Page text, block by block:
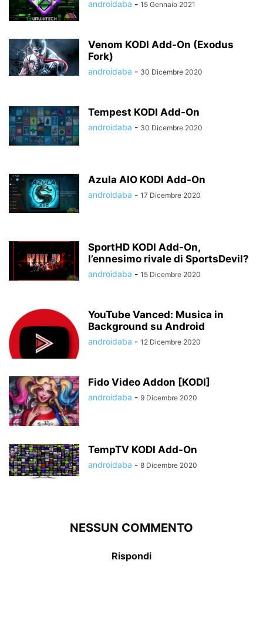
androidaba - 15 Gennaio 2021
Venom KODI Add-On (Exodus
Fork)
androidaba - 30 Dicembre 2020
Tempest KODI Add-On
androidaba - 30 Dicembre 2020
Azula AIO KODI Add-On
androidaba - 17 Dicembre 2020
SportHD KODI Add-On,
l’ennesimo rivale di SportsDevil?
androidaba - 15 Dicembre 2020
YouTube Vanced: Musica in
Background su Android
androidaba - 12 Dicembre 2020
Fido Video Addon [KODI]
androidaba - 9 Dicembre 2020
TempTV KODI Add-On
androidaba - 8 Dicembre 2020
NESSUN COMMENTO
Rispondi